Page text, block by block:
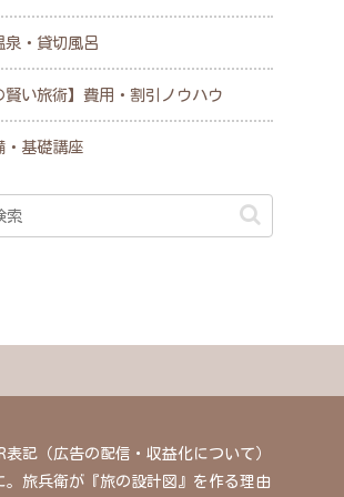
泉・貸切風呂
賢い旅術】費用・割引ノウハウ
・基礎講座
表記（広告の配信・収益化について）
。旅兵衛が『旅の設計図』を作る理由